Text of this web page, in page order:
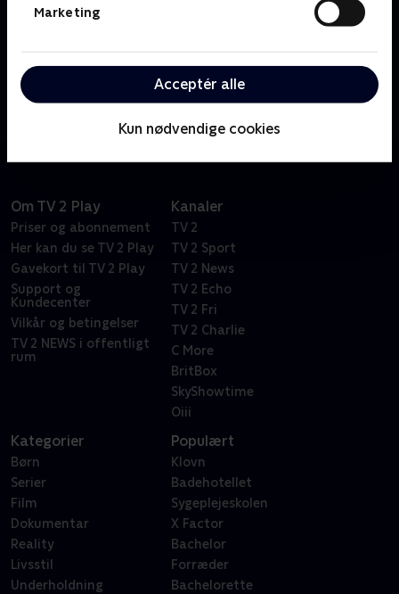
Marketing
Acceptér alle
Kun nødvendige cookies
Blocco 181 fortæller den passionerede, energiske og
rå historie om tre uforglemmelige hovedpersoners
og de voldsomme forhindringer, de støder på i deres
familier og multietniske lokalsamfund i udkanten af
Om TV 2 Play
Priser og abonnement
Her kan du se TV 2 Play
Gavekort til TV 2 Play
Support og
Kundecenter
Vilkår og betingelser
TV 2 NEWS i offentligt
rum
Kanaler
TV 2
TV 2 Sport
TV 2 News
TV 2 Echo
TV 2 Fri
TV 2 Charlie
C More
BritBox
SkyShowtime
Oiii
Kategorier
Børn
Serier
Film
Dokumentar
Reality
Livsstil
Underholdning
Populært
Klovn
Badehotellet
Sygeplejeskolen
X Factor
Bachelor
Forræder
Bachelorette